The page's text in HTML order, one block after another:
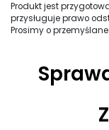
Produkt jest
przysługuje prawo
Prosimy o